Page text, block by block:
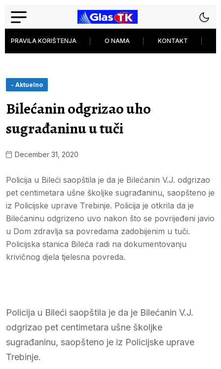
PRAVILA KORIŠTENJA O NAMA KONTAKT
- Aktuelno
Bilećanin odgrizao uho
sugrađaninu u tuči
December 31, 2020
Policija u Bileći saopštila je da je Bilećanin V.J. odgrizao
pet centimetara ušne školjke sugrađaninu, saopšteno je
iz Policijske uprave Trebinje. Policija je otkrila da je
Bilećaninu odgrizeno uvo nakon što se povrijeđeni javio
u Dom zdravlja sa povredama zadobijenim u tuči.
Policijska stanica Bileća radi na dokumentovanju
krivičnog djela tjelesna povreda.
Policija u Bileći saopštila je da je Bilećanin V.J.
odgrizao pet centimetara ušne školjke
sugrađaninu, saopšteno je iz Policijske uprave
Trebinje.